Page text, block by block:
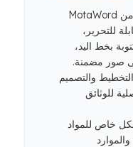
تساعد خدمة ترجمة الصور من MotaWord
للتحرير،
بخط اليد،
صور مضمنة.
والتصميم
للوثائق
خاص للمواد
والموارد